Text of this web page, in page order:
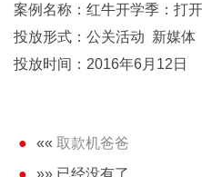
案例名称：红牛开学季：打
投放形式：公关活动 新媒体
投放时间：2016年6月12日
«« 取款机爸爸
»» 已经没有了